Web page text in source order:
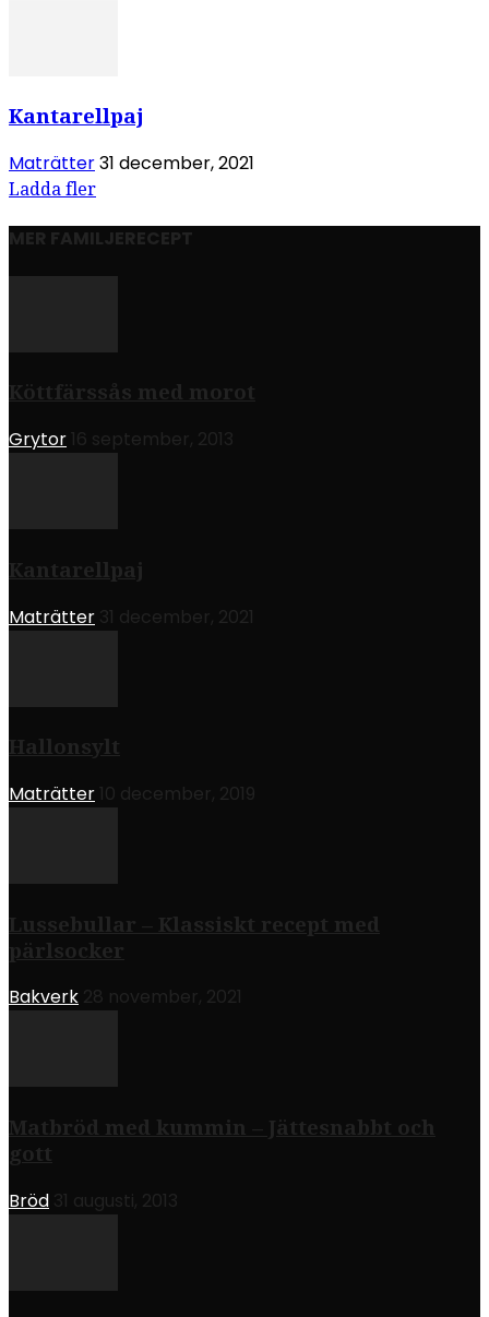
Kantarellpaj
Maträtter31 december, 2021
Ladda fler
MER FAMILJERECEPT
Köttfärssås med morot
Grytor 16 september, 2013
Kantarellpaj
Maträtter 31 december, 2021
Hallonsylt
Maträtter 10 december, 2019
Lussebullar – Klassiskt recept med
pärlsocker
Bakverk 28 november, 2021
Matbröd med kummin – Jättesnabbt och
gott
Bröd 31 augusti, 2013